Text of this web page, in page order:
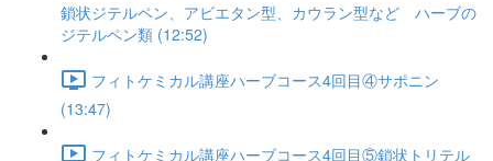
鎖状ジテルペン、アビエタン型、カウラン型など ハーブの
ジテルペン類 (12:52)
フィトケミカル講座ハーブコース4回目④サポニン
(13:47)
フィトケミカル講座ハーブコース4回目⑤鎖状トリテル